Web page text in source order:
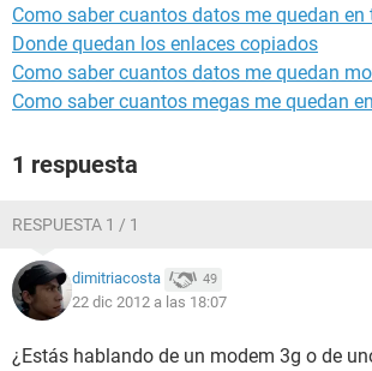
Como saber cuantos datos me quedan en
Donde quedan los enlaces copiados
Como saber cuantos datos me quedan
Como saber cuantos megas me quedan
1 respuesta
RESPUESTA 1 / 1
dimitriacosta 49
22 dic 2012 a las 18:07
¿Estás hablando de un modem 3g o de